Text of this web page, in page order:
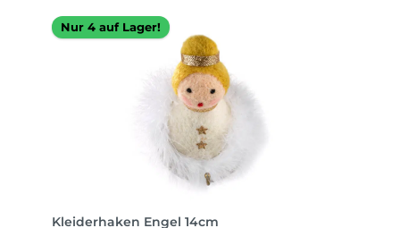
Nur 4 auf Lager!
Kleiderhaken Engel 14cm